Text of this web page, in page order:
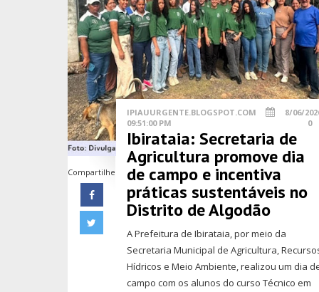
Compartilhe
IPIAUURGENTE.BLOGSPOT.COM
8/06/
09:51:00 PM
0
Ibirataia: Secretaria de
Agricultura promove dia
de campo e incentiva
práticas sustentáveis no
Distrito de Algodão
A Prefeitura de Ibirataia, por meio da
Secretaria Municipal de Agricultura,
Hídricos e Meio Ambiente, realizou um dia
campo com os alunos do curso Técnico em